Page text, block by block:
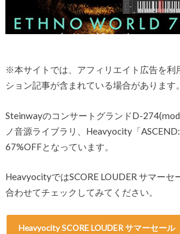
※本サイトでは、アフィリエイト広告を利
ション記事が含まれている場合があります。
SteinwayのコンサートグランドD-
ノ音源ライブラリ、Heavyocity「
67%OFFとなっています。
HeavyocityではSCORE LOUDER サマーセ
合わせてチェックしてみてください。
Heavyocity SCORE LOUDER サマーセール